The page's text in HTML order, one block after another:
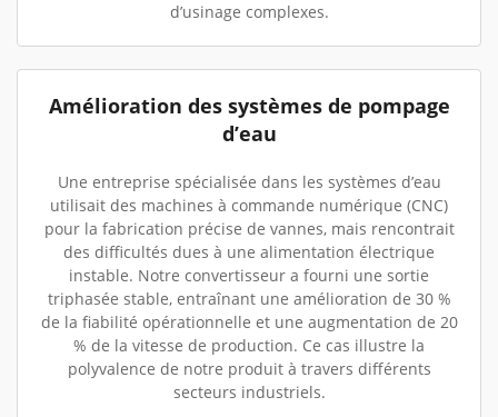
d’usinage complexes.
Amélioration des systèmes de pompage
d’eau
Une entreprise spécialisée dans les systèmes d’eau
utilisait des machines à commande numérique (CNC)
pour la fabrication précise de vannes, mais rencontrait
des difficultés dues à une alimentation électrique
instable. Notre convertisseur a fourni une sortie
triphasée stable, entraînant une amélioration de 30 %
de la fiabilité opérationnelle et une augmentation de 20
% de la vitesse de production. Ce cas illustre la
polyvalence de notre produit à travers différents
secteurs industriels.